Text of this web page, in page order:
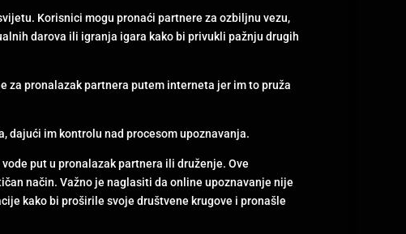
Korisnici mogu pronaći partnere za ozbiljnu vezu,
darova ili igranja igara kako bi privukli pažnju drugih
za pronalazak partnera putem interneta jer im to pruža
dajući im kontrolu nad procesom upoznavanja.
put u pronalazak partnera ili druženje. Ove
način. Važno je naglasiti da online upoznavanje nije
kako bi proširile svoje društvene krugove i pronašle